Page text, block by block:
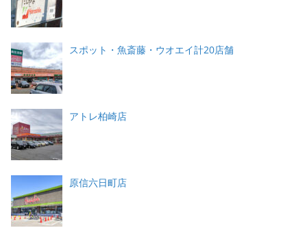
スポット・魚斎藤・ウオエイ計20店舗
アトレ柏崎店
原信六日町店